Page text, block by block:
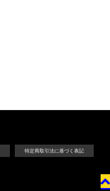
特定商取引法に基づく表記